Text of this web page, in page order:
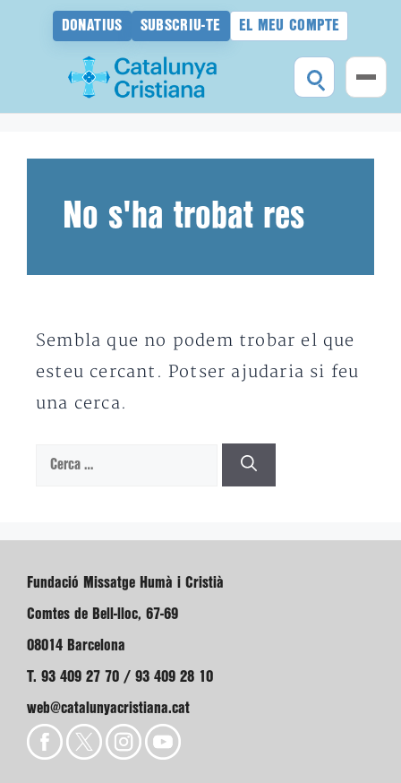
DONATIUS SUBSCRIU-TE EL MEU COMPTE
No s'ha trobat res
Sembla que no podem trobar el que
esteu cercant. Potser ajudaria si feu
una cerca.
Cerca:
Fundació Missatge Humà i Cristià
Comtes de Bell-lloc, 67-69
08014 Barcelona
T. 93 409 27 70 / 93 409 28 10
web@catalunyacristiana.cat